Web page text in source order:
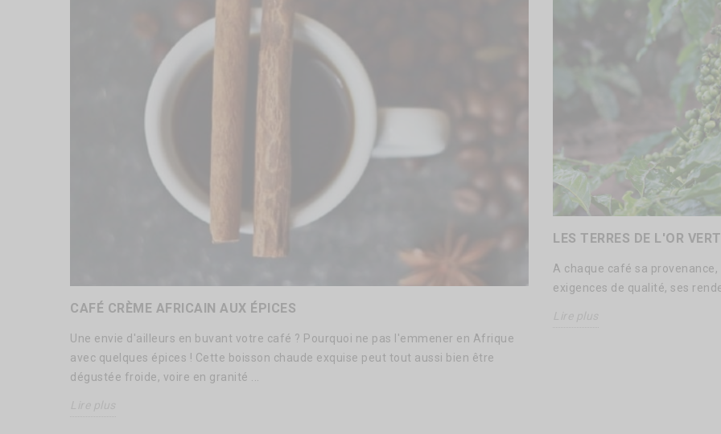
CAFÉ CRÈME AFRICAIN AUX ÉPICES
Une envie d'ailleurs en buvant votre café ? Pourquoi ne pas l'emmener en Afrique
avec quelques épices ! Cette boisson chaude exquise peut tout aussi bien être
dégustée froide, voire en granité ...
LES TERRES DE L'OR VERT
A chaque café sa
exigences de qualité, ses